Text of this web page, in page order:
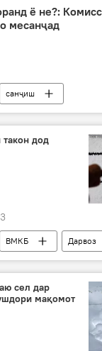
ё не?:
месанҷад
санҷиш
сохтмон
ҶТдод
ВМКБ
Дарвоз
фавқулода
сел дар
мақомот